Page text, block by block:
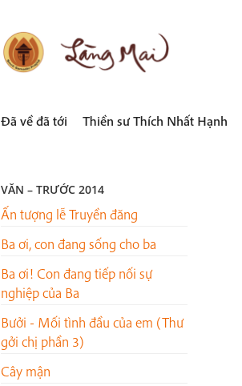
LÀNG MAI
Đã về đã tới Thiền sư Thích Nhất Hạnh
VĂN – TRƯỚC 2014
Ấn tượng lễ Truyền đăng
Ba ơi, con đang sống cho ba
Ba ơi! Con đang tiếp nối sự
nghiệp của Ba
Bưởi - Mối tình đầu của em (Thư
gởi chị phần 3)
Cây mận